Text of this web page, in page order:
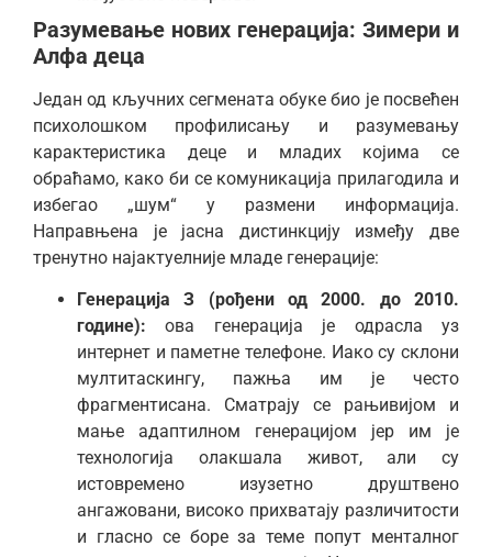
Разумевање нових генерација: Зимери и
Алфа деца
Један од кључних сегмената обуке био је посвећен
психолошком профилисању и разумевању
карактеристика деце и младих којима се
обраћамо, како би се комуникација прилагодила и
избегао „шум“ у размени информација.
Направњена је јасна дистинкцију између две
тренутно најактуелније младе генерације:
Генерација З (рођени од 2000. до 2010.
године): ова генерација је одрасла уз
интернет и паметне телефоне. Иако су склони
мултитаскингу, пажња им је често
фрагментисана. Сматрају се рањивијом и
мање адаптилном генерацијом јер им је
технологија олакшала живот, али су
истовремено изузетно друштвено
ангажовани, високо прихватају различитости
и гласно се боре за теме попут менталног